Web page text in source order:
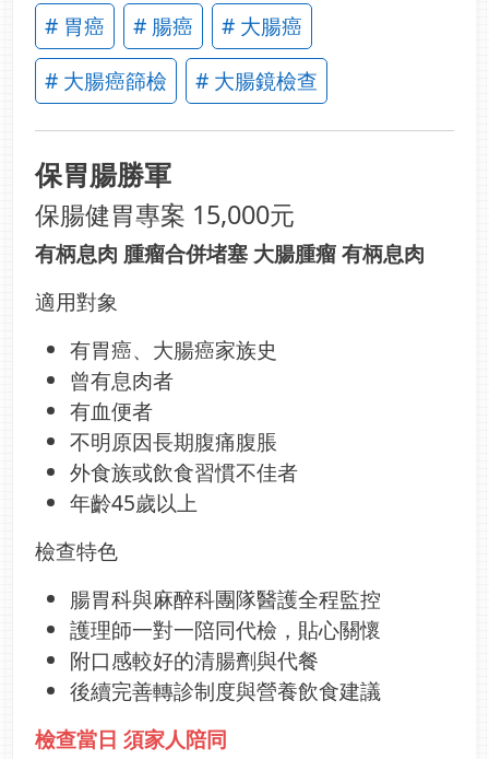
# 胃癌 # 腸癌
# 大腸癌
# 大腸癌篩檢
# 大腸鏡檢查
保胃腸勝軍
保腸健胃專案 15,000元
有柄息肉 腫瘤合併堵塞 大腸腫瘤 有柄息肉
適用對象
有胃癌、大腸癌家族史
曾有息肉者
有血便者
不明原因長期腹痛腹脹
外食族或飲食習慣不佳者
年齡45歲以上
檢查特色
腸胃科與麻醉科團隊醫護全程監控
護理師一對一陪同代檢，貼心關懷
附口感較好的清腸劑與代餐
後續完善轉診制度與營養飲食建議
檢查當日 須家人陪同